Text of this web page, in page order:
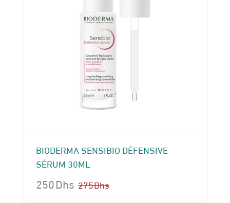
BIODERMA SENSIBIO DÉFENSIVE
SÉRUM 30ML
275Dhs
250Dhs